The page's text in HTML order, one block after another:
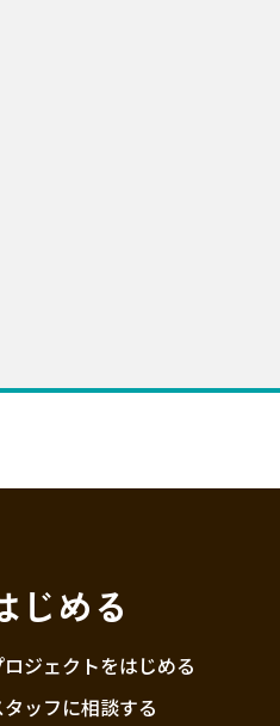
じめる
ロジェクトをはじめる
タッフに相談する